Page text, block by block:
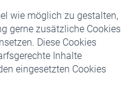
wie möglich zu gestalten,
gerne zusätzliche Cookies
Diese Cookies
Inhalte
eingesetzten Cookies